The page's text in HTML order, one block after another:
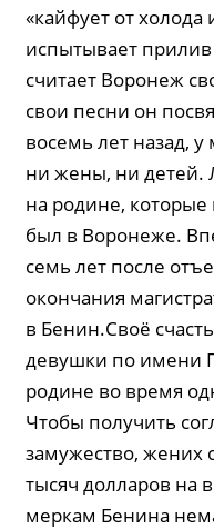
«кайфует от
испытывает прилив
считает Воронеж
свои песни он
восемь лет назад,
ни жены, ни детей.
на родине, которые
был в Воронеже.
семь лет после
окончания
в Бенин.Своё
девушки по имени
родине во время
Чтобы получить
замужество, жених
тысяч долларов на
меркам Бенина